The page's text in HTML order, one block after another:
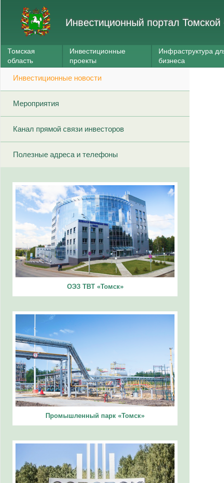
Инвестиционный портал Томской
Томская
область
Инвестиционные
проекты
Инфраструктура
бизнеса
Инвестиционные новости
Мероприятия
Канал прямой связи инвесторов
Полезные адреса и телефоны
ОЭЗ ТВТ «Томск»
Промышленный парк «Томск»